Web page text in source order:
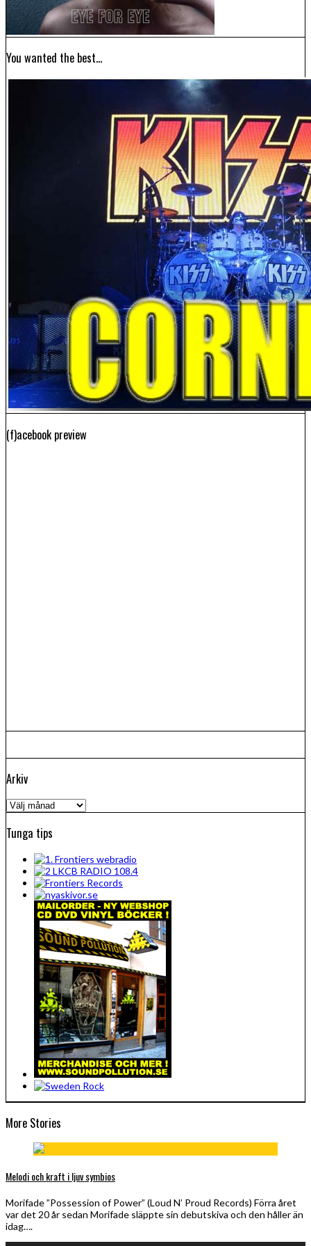
You wanted the best…
(f)acebook preview
Arkiv
Arkiv
Tunga tips
More Stories
Melodi och kraft i ljuv symbios
Morifade ”Possession of Power” (Loud N’ Proud Records) Förra året
var det 20 år sedan Morifade släppte sin debutskiva och den håller än
idag….